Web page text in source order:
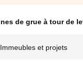
de grue à tour de
Immeubles et projets